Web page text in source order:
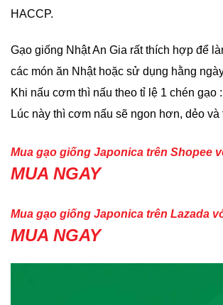
HACCP.
Gạo giống Nhật An Gia rất thích hợp để
các món ăn Nhật hoặc sử dụng hằng
Khi nấu cơm thì nấu theo tỉ lệ 1 chén gạo
Lúc này thì cơm nấu sẽ ngon hơn, dẻo
Mua gạo giống Japonica trên Shopee
MUA NGAY
Mua gạo giống Japonica trên Lazada
MUA NGAY